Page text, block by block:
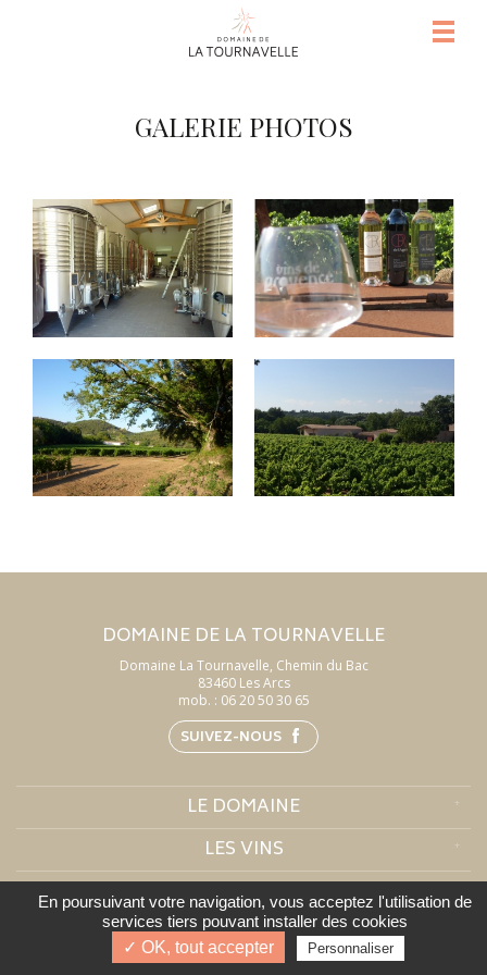
GALERIE PHOTOS
DOMAINE DE LA TOURNAVELLE
Domaine La Tournavelle, Chemin du Bac
83460 Les Arcs
mob. : 06 20 50 30 65
SUIVEZ-NOUS
LE DOMAINE
LES VINS
INFOS PRATIQUES
En poursuivant votre navigation, vous acceptez l'utilisation de
services tiers pouvant installer des cookies
✓ OK, tout accepter
Personnaliser